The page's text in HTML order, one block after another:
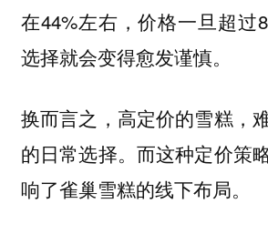
在44%左右，价格一旦超过
选择就会变得愈发谨慎。
换而言之，高定价的雪糕，
的日常选择。而这种定价策
响了雀巢雪糕的线下布局。